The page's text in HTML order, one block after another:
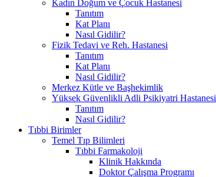
Kadın Doğum ve Çocuk Hastanesi
Tanıtım
Kat Planı
Nasıl Gidilir?
Fizik Tedavi ve Reh. Hastanesi
Tanıtım
Kat Planı
Nasıl Gidilir?
Merkez Kütle ve Başhekimlik
Yüksek Güvenlikli Adli Psikiyatri Hastanesi
Tanıtım
Nasıl Gidilir?
Tıbbi Birimler
Temel Tıp Bilimleri
Tıbbi Farmakoloji
Klinik Hakkında
Doktor Çalışma Programı